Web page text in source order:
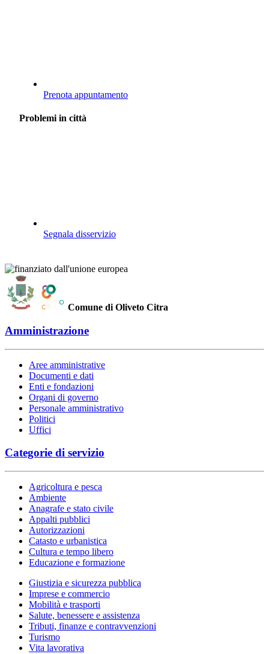
Prenota appuntamento
Problemi in città
Segnala disservizio
Comune di Oliveto Citra
Amministrazione
Aree amministrative
Documenti e dati
Enti e fondazioni
Organi di governo
Personale amministrativo
Politici
Uffici
Categorie di servizio
Agricoltura e pesca
Ambiente
Anagrafe e stato civile
Appalti pubblici
Autorizzazioni
Catasto e urbanistica
Cultura e tempo libero
Educazione e formazione
Giustizia e sicurezza pubblica
Imprese e commercio
Mobilità e trasporti
Salute, benessere e assistenza
Tributi, finanze e contravvenzioni
Turismo
Vita lavorativa